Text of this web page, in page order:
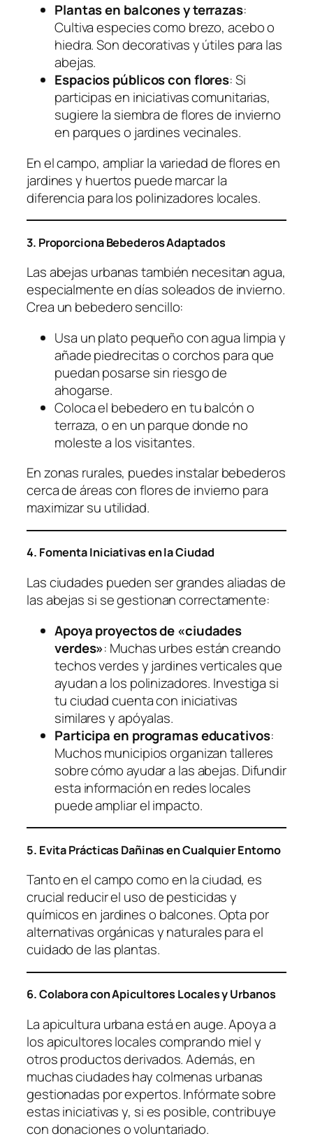
Plantas en balcones y terrazas:
Cultiva especies como brezo, acebo o
hiedra. Son decorativas y útiles para las
abejas.
Espacios públicos con flores: Si
participas en iniciativas comunitarias,
sugiere la siembra de flores de invierno
en parques o jardines vecinales.
En el campo, ampliar la variedad de flores en
jardines y huertos puede marcar la
diferencia para los polinizadores locales.
3. Proporciona Bebederos Adaptados
Las abejas urbanas también necesitan agua,
especialmente en días soleados de invierno.
Crea un bebedero sencillo:
Usa un plato pequeño con agua limpia y
añade piedrecitas o corchos para que
puedan posarse sin riesgo de
ahogarse.
Coloca el bebedero en tu balcón o
terraza, o en un parque donde no
moleste a los visitantes.
En zonas rurales, puedes instalar bebederos
cerca de áreas con flores de invierno para
maximizar su utilidad.
4. Fomenta Iniciativas en la Ciudad
Las ciudades pueden ser grandes aliadas de
las abejas si se gestionan correctamente:
Apoya proyectos de «ciudades
verdes»: Muchas urbes están creando
techos verdes y jardines verticales que
ayudan a los polinizadores. Investiga si
tu ciudad cuenta con iniciativas
similares y apóyalas.
Participa en programas educativos:
Muchos municipios organizan talleres
sobre cómo ayudar a las abejas. Difundir
esta información en redes locales
puede ampliar el impacto.
5. Evita Prácticas Dañinas en Cualquier Entorno
Tanto en el campo como en la ciudad, es
crucial reducir el uso de pesticidas y
químicos en jardines o balcones. Opta por
alternativas orgánicas y naturales para el
cuidado de las plantas.
6. Colabora con Apicultores Locales y Urbanos
La apicultura urbana está en auge. Apoya a
los apicultores locales comprando miel y
otros productos derivados. Además, en
muchas ciudades hay colmenas urbanas
gestionadas por expertos. Infórmate sobre
estas iniciativas y, si es posible, contribuye
con donaciones o voluntariado.